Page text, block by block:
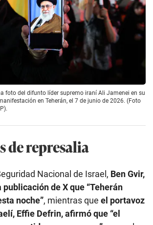
foto del difunto líder supremo iraní Ali Jamenei en su
en Teherán, el 7 de junio de 2026. (Foto
de represalia
Nacional de Israel, Ben Gvir,
publicación de X que “Teherán
noche”, mientras que el portavoz
Effie Defrin, afirmó que “el